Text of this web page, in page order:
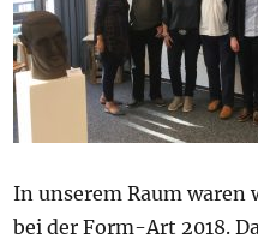
In unserem Raum waren
bei der Form-Art 2018.